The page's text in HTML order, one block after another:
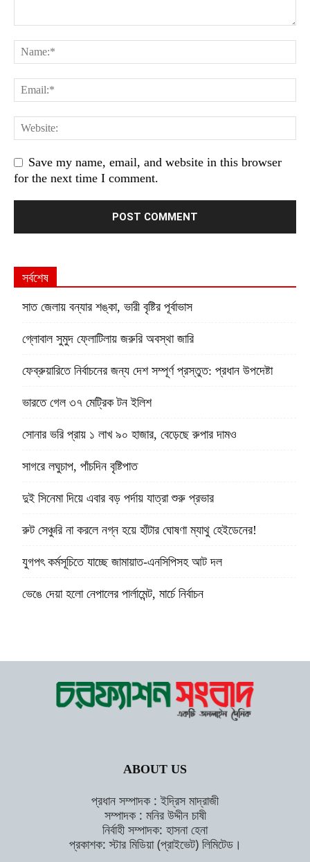
Save my name, email, and website in this browser
for the next time I comment.
সর্বশেষ
সাত জেলায় বন্যার শঙ্কা, ভারী বৃষ্টির পূর্বাভাস
গ্লোবাল সুমুদ ফ্লোটিলায় জরুরি অবস্থা জারি
ফেব্রুয়ারিতে নির্বাচনের জন্য দেশ সম্পূর্ণ প্রস্তুত: প্রধান উপদেষ্টা
ভারতে গেল ৩৭ মেট্রিক টন ইলিশ
সোনার ভরি প্রায় ১ লাখ ৯০ হাজার, বেড়েছে রুপার দামও
সাগরে লঘুচাপ, পাঁচদিন বৃষ্টিপাত
দুই সিনেমা দিয়ে এবার বড় পর্দায় যাত্রা শুরু প্রভার
রুট সেঞ্চুরি না করলে নগ্ন হয়ে হাঁটার ঘোষণা ম্যাথু হেইডেনের!
যুগপৎ কর্মসূচিতে যাচ্ছে জামায়াত-এনসিপিসহ আট দল
ভেঙে দেয়া হলো নেপালের পার্লামেন্ট, মার্চে নির্বাচন
ABOUT US
প্রধান সম্পাদক : ইদ্রিস মাদ্রাজী
সম্পাদক : মনির উদ্দীন চাষী
নির্বাহী সম্পাদক: হাসনা হেনা
প্রকাশক: স্টার মিডিয়া (প্রাইভেট) লিমিটেড।